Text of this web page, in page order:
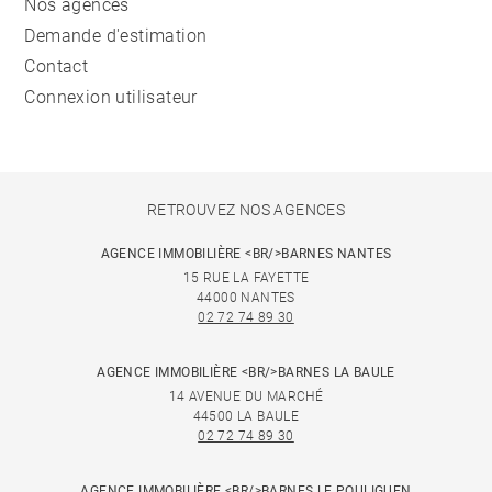
Nos agences
Demande d'estimation
Contact
Connexion utilisateur
RETROUVEZ NOS AGENCES
AGENCE IMMOBILIÈRE <BR/>BARNES NANTES
15 RUE LA FAYETTE
44000 NANTES
02 72 74 89 30
AGENCE IMMOBILIÈRE <BR/>BARNES LA BAULE
14 AVENUE DU MARCHÉ
44500 LA BAULE
02 72 74 89 30